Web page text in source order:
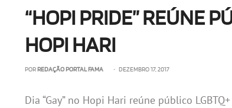
“HOPI PRIDE” REÚNE
HOPI HARI
POR REDAÇÃO PORTAL FAMA • DEZEMBRO 17, 2017
Dia “Gay” no Hopi Hari reúne público